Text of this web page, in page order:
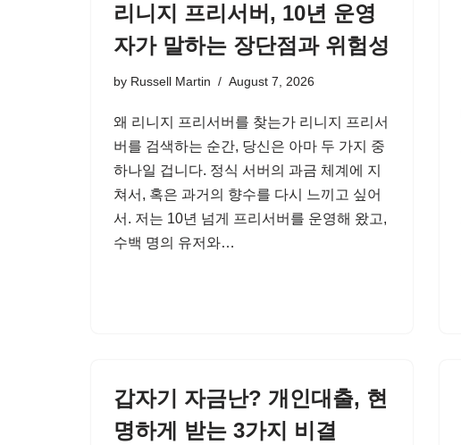
리니지 프리서버, 10년 운영
자가 말하는 장단점과 위험성
by Russell Martin August 7, 2026
왜 리니지 프리서버를 찾는가 리니지 프리서
버를 검색하는 순간, 당신은 아마 두 가지 중
하나일 겁니다. 정식 서버의 과금 체계에 지
쳐서, 혹은 과거의 향수를 다시 느끼고 싶어
서. 저는 10년 넘게 프리서버를 운영해 왔고,
수백 명의 유저와…
갑자기 자금난? 개인대출, 현
명하게 받는 3가지 비결